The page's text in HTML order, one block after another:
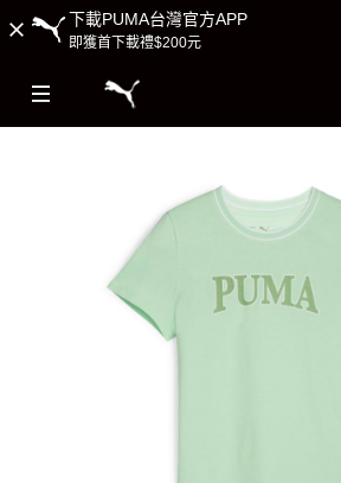
下載PUMA台灣官方APP
即獲首下載禮$200元